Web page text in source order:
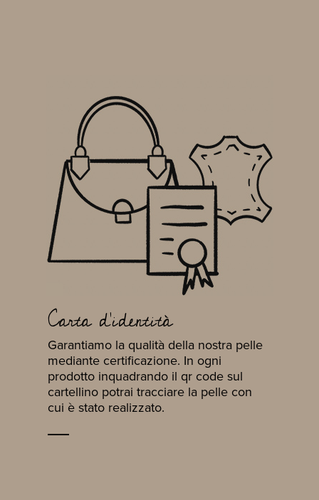
Carta d'identità
Garantiamo la qualità della nostra pelle
mediante certificazione. In ogni
prodotto inquadrando il qr code sul
cartellino potrai tracciare la pelle con
cui è stato realizzato.